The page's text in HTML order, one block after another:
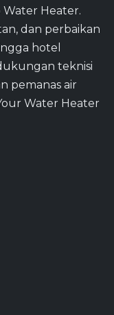
Heater.
dan perbaikan
hotel
teknisi
pemanas air
Water Heater